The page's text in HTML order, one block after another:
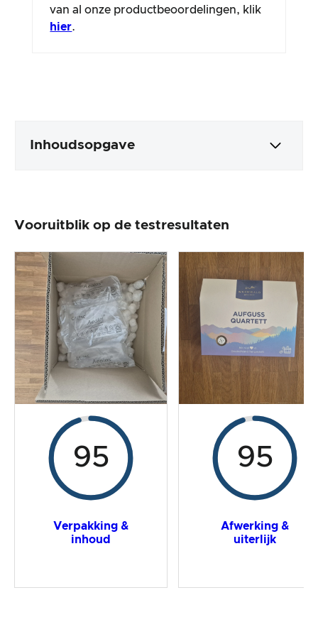
van al onze productbeoordelingen, klik
hier.
Inhoudsopgave
Productverwerking en uiterlijk
Prijs/prestatieverhouding
Algemeen resultaat
Vooruitblik op de testresultaten
95
Verpakking &
inhoud
95
Afwerking &
uiterlijk